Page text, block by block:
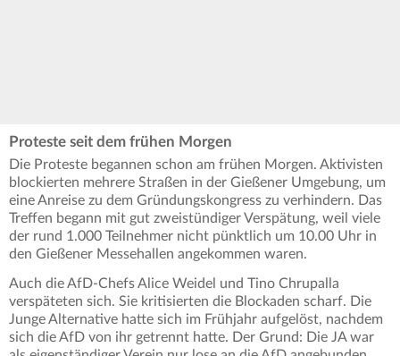
Proteste seit dem frühen Morgen
Die Proteste begannen schon am frühen Morgen. Aktivisten
blockierten mehrere Straßen in der Gießener Umgebung, um
eine Anreise zu dem Gründungskongress zu verhindern. Das
Treffen begann mit gut zweistündiger Verspätung, weil viele
der rund 1.000 Teilnehmer nicht pünktlich um 10.00 Uhr in
den Gießener Messehallen angekommen waren.
Auch die AfD-Chefs Alice Weidel und Tino Chrupalla
verspäteten sich. Sie kritisierten die Blockaden scharf. Die
Junge Alternative hatte sich im Frühjahr aufgelöst, nachdem
sich die AfD von ihr getrennt hatte. Der Grund: Die JA war